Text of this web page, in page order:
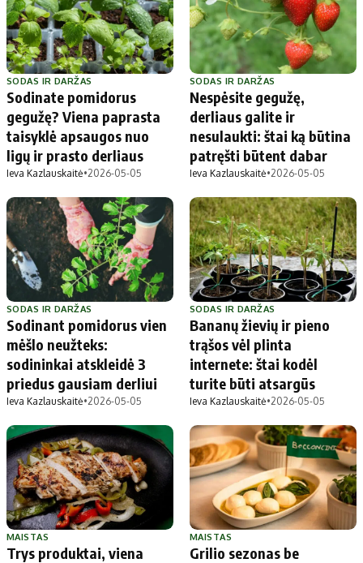
SODAS IR DARŽAS
Sodinate pomidorus
gegužę? Viena paprasta
taisyklė apsaugos nuo
ligų ir prasto derliaus
Ieva Kazlauskaitė•2026-05-05
SODAS IR DARŽAS
Nespėsite gegužę,
derliaus galite ir
nesulaukti: štai ką būtina
patręšti būtent dabar
Ieva Kazlauskaitė•2026-05-05
SODAS IR DARŽAS
Sodinant pomidorus vien
mėšlo neužteks:
sodininkai atskleidė 3
priedus gausiam derliui
Ieva Kazlauskaitė•2026-05-05
SODAS IR DARŽAS
Bananų žievių ir pieno
trąšos vėl plinta
internete: štai kodėl
turite būti atsargūs
Ieva Kazlauskaitė•2026-05-05
MAISTAS
Trys produktai, viena
MAISTAS
Grilio sezonas be